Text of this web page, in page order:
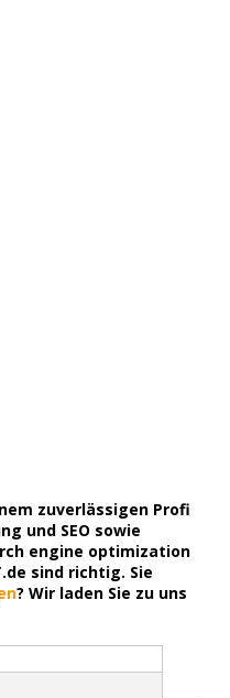
zuverlässigen Profi
und SEO sowie
engine optimization
sind richtig. Sie
? Wir laden Sie zu uns